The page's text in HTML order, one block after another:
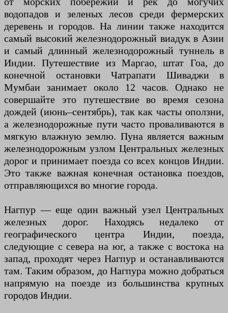
водопадов и зеленых лесов среди фермерских
деревень и городов. На линии также находится
самый высокий железнодорожный виадук в Азии
и самый длинный железнодорожный туннель в
Индии. Путешествие из Маргао, штат Гоа, до
конечной остановки Чатрапати Шиваджи в
Мумбаи занимает около 12 часов. Однако не
совершайте это путешествие во время сезона
дождей (июнь–сентябрь), так как часты оползни,
а железнодорожные пути часто проваливаются в
мягкую влажную землю. Пуна является важным
железнодорожным узлом Центральных железных
дорог и принимает поезда со всех концов Индии.
Это также важная конечная остановка поездов,
отправляющихся во многие города.
Нагпур — еще один важный узел Центральных
железных дорог. Находясь недалеко от
географического центра Индии, поезда,
следующие с севера на юг, а также с востока на
запад, проходят через Нагпур и останавливаются
там. Таким образом, до Нагпура можно добраться
напрямую на поезде из большинства крупных
городов Индии.